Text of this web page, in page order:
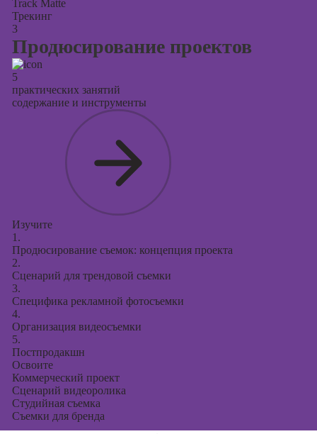
Track Matte
Трекинг
3
Продюсирование проектов
5
практических занятий
содержание и инструменты
Изучите
1.
Продюсирование съемок: концепция проекта
2.
Сценарий для трендовой съемки
3.
Специфика рекламной фотосъемки
4.
Организация видеосъемки
5.
Постпродакшн
Освоите
Коммерческий проект
Сценарий видеоролика
Студийная съемка
Съемки для бренда